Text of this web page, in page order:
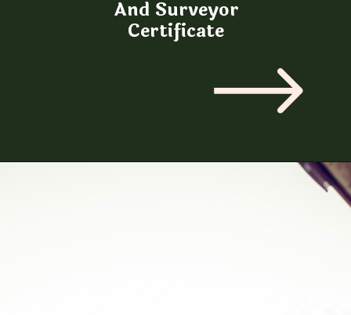
And Surveyor
Certificate